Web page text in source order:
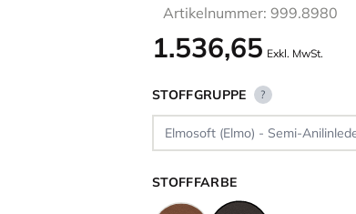
Artikelnummer: 999.8980
1.536,65 Exkl. MwSt.
STOFFGRUPPE ?
STOFFFARBE